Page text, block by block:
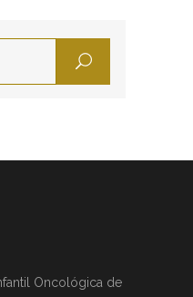
Oncológica de